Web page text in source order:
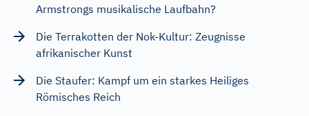
Armstrongs musikalische Laufbahn?
Die Terrakotten der Nok-Kultur: Zeugnisse
afrikanischer Kunst
Die Staufer: Kampf um ein starkes Heiliges
Römisches Reich